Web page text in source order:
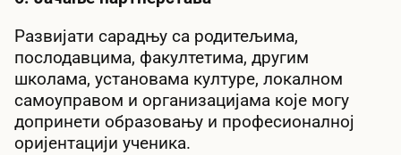
Развијати сарадњу са родитељима,
послодавцима, факултетима, другим
школама, установама културе, локалном
самоуправом и организацијама које могу
допринети образовању и професионалној
оријентацији ученика.